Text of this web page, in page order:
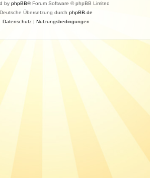
by phpBB® Forum Software © phpBB Limited
Deutsche Übersetzung durch phpBB.de
Datenschutz| Nutzungsbedingungen